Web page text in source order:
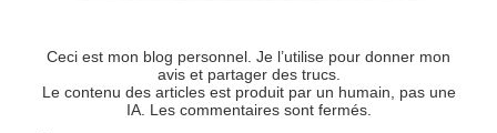
Ceci est mon blog personnel. Je l’utilise pour donner mon
avis et partager des trucs.
Le contenu des articles est produit par un humain, pas une
IA. Les commentaires sont fermés.